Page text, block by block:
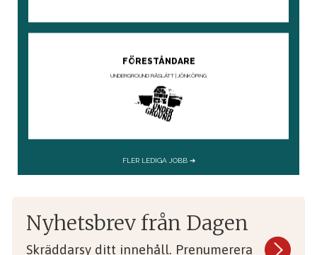
Nyhetsbrev från Dagen
Skräddarsy ditt innehåll. Prenumerera